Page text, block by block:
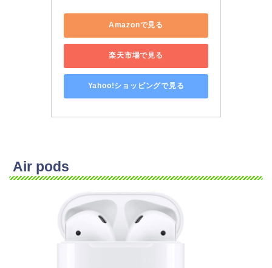
Amazonで見る
楽天市場で見る
Yahoo!ショッピングで見る
Air pods